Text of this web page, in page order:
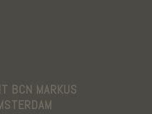
BCN MARKUS